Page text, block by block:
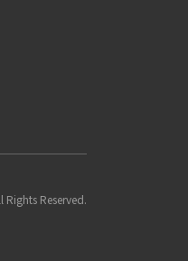
Reserved.